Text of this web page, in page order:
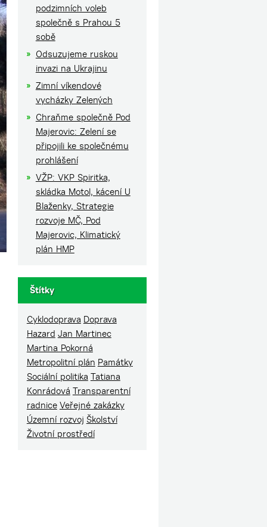
podzimních voleb
společně s Prahou 5
sobě
Odsuzujeme ruskou
invazi na Ukrajinu
Zimní víkendové
vycházky Zelených
Chraňme společně Pod
Majerovic: Zelení se
připojili ke společnému
prohlášení
VŽP: VKP Spiritka,
skládka Motol, kácení U
Blaženky, Strategie
rozvoje MČ, Pod
Majerovic, Klimatický
plán HMP
Štítky
Cyklodoprava Doprava
Hazard Jan Martinec
Martina Pokorná
Metropolitní plán Památky
Sociální politika Tatiana
Konrádová Transparentní
radnice Veřejné zakázky
Územní rozvoj Školství
Životní prostředí